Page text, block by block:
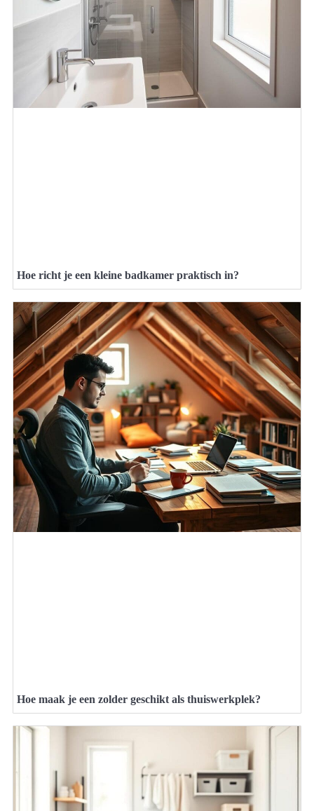
Hoe richt je een kleine badkamer praktisch in?
Hoe maak je een zolder geschikt als thuiswerkplek?